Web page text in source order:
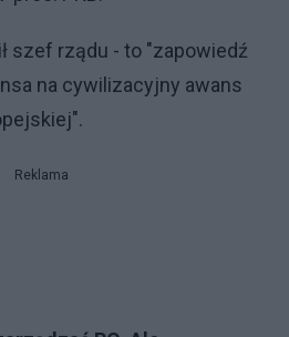
szef rządu - to "zapowiedź
na cywilizacyjny awans
Reklama